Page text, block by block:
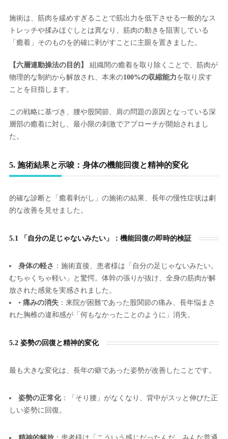
施術は、筋肉を緩めすぎることで筋出力を低下させる一般的なス
トレッチや揉みほぐしとは異なり、筋肉の動きを阻害している
「癒着」そのものを的確に剥がすことに主眼を置きました。
【六層連動操法の目的】
組織間の癒着を取り除くことで、筋肉が
物理的な制約から解放され、本来の100%の収縮能力を取り戻す
ことを目指します。
この戦略に基づき、腰や股関節、肩の問題の原因となっている深
層部の癒着に対し、最小限の刺激でアプローチが開始されまし
た。
5. 施術結果と示唆：身体の機能回復と精神的変化
的確な診断と「癒着剥がし」の施術の結果、長年の慢性症状は劇
的な改善を見せました。
5.1 「自分の足じゃないみたい」：機能回復の即時的検証
身体の軽さ ：施術直後、患者様は「自分の足じゃないみたい。
むちゃくちゃ軽い」と驚愕。体幹の張りが抜け、全身の筋肉が解
放された感覚を実感されました。
•痛みの消失 ：来院が困難であった股関節の痛み、長年悩まさ
れた胸椎の違和感が「何もなかったことのように」消失。
5.2 姿勢の回復と精神的変化
最も大きな変化は、長年の癖であった姿勢が改善したことです。
姿勢の正常化：「そり腰」がなくなり、背中がスッと伸びた正
しい姿勢に回復。